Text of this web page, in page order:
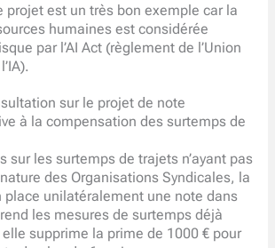
projet est un très bon exemple car la
humaines est considérée
par l’AI Act (règlement de l’Union
sur le projet de note
à la compensation des surtemps de
sur les surtemps de trajets n’ayant pas
des Organisations Syndicales, la
place unilatéralement une note dans
les mesures de surtemps déjà
supprime la prime de 1000 € pour